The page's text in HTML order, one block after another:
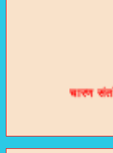
भजन /